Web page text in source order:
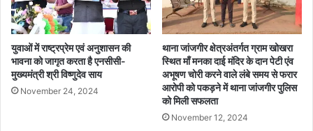
क्ष
म
ता
का
बे
ह
त
की
अ
नु
ज्ञ
प्ति
नि
लं
युवाओं में राष्ट्रप्रेम एवं अनुशासन की
भावना को जागृत करता है एनसीसी-
मुख्यमंत्री श्री विष्णुदेव साय
November 24, 2024
थाना जांजगीर क्षेत्रअंतर्गत ग्राम खोखरा
स्थित माँ मनका दाई मंदिर के दान पेटी एंव
अभूषण चोरी करने वाले लंबे समय से फरार
आरोपी को पकड़ने में थाना जांजगीर पुलिस
को मिली सफलता
November 12, 2024